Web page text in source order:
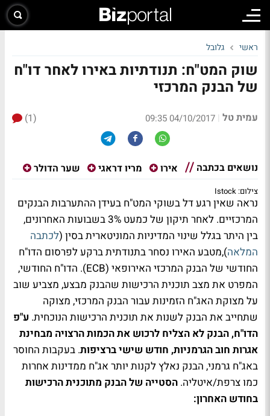
ראשי גלובל
שוק המט"ח: תנודתיות באירו לאחר דו"ח
של הבנק המרכזי
עמית טל |
04/10/2017 09:35
(1)
נושאים בכתבה אירו מריו דראגי שער הדולר
צילום: Istock
נראה שאין רגע דל בשוקי המט"ח בעידן ההתערבות הבנקים
המרכזיים. לאחר תיקון של כמעט 3% בשבועות האחרונים,
בין היתר בגלל שינוי המדיניות המוניטארית בסין (לכתבה
המלאה),מטבע האירו נסחר בתנודתית ברקע לפרסום הדו"ח
החודשי של הבנק המרכזי האירופאי (ECB). הדו"ח החודשי,
המפרט את מצב תוכנית הרכישות שהבנק מבצע, מצביע שוב
על מצוקת האג"ח הזמינות עבור הבנק המרכזי, מצוקה
שתחייב את הבנק לשנות את תוכנית הרכישות הנוכחית. ע"פ
הדו"ח, הבנק לא הצליח לרכוש את הכמות הרצויה מבחינת
אגרות חוב הגרמניות, חודש שישי ברציפות. בעקבות החוסר
באג"ח גרמני, הבנק נאלץ לקנות יותר אג"ח ממדינות אחרות
כמו צרפת/איטליה. הסטייה של הבנק מתוכנית הרכישות
בחודש האחרון: